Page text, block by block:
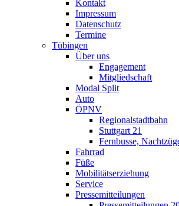
Kontakt
Impressum
Datenschutz
Termine
Tübingen
Über uns
Engagement
Mitgliedschaft
Modal Split
Auto
ÖPNV
Regionalstadtbahn
Stuttgart 21
Fernbusse,
Fahrrad
Füße
Mobilitätserziehung
Service
Pressemitteilungen